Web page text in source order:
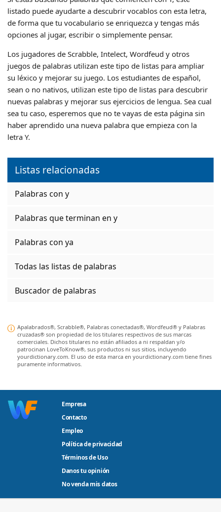
listado puede ayudarte a descubrir vocablos con esta letra,
de forma que tu vocabulario se enriquezca y tengas más
opciones al jugar, escribir o simplemente pensar.
Los jugadores de Scrabble, Intelect, Wordfeud y otros
juegos de palabras utilizan este tipo de listas para ampliar
su léxico y mejorar su juego. Los estudiantes de español,
sean o no nativos, utilizan este tipo de listas para descubrir
nuevas palabras y mejorar sus ejercicios de lengua. Sea cual
sea tu caso, esperemos que no te vayas de esta página sin
haber aprendido una nueva palabra que empieza con la
letra Y.
Listas relacionadas
Palabras con y
Palabras que terminan en y
Palabras con ya
Todas las listas de palabras
Buscador de palabras
Apalabrados®, Scrabble®, Palabras conectadas®, Wordfeud® y Palabras
cruzadas® son propiedad de los titulares respectivos de sus marcas
comerciales. Dichos titulares no están afiliados a ni respaldan y/o
patrocinan LoveToKnow®, sus productos ni sus sitios, incluyendo
yourdictionary.com. El uso de esta marca en yourdictionary.com tiene fines
puramente informativos.
Empresa
Contacto
Empleo
Política de privacidad
Términos de Uso
Danos tu opinión
No venda mis datos